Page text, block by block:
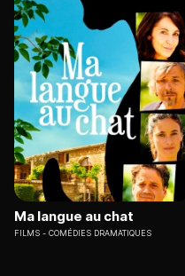
Ma langue au chat
FILMS COMÉDIES DRAMATIQUES